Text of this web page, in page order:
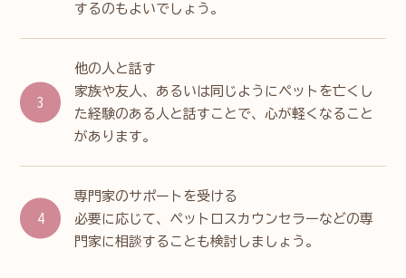
するのもよいでしょう。
他の人と話す
家族や友人、あるいは同じようにペットを亡くし
た経験のある人と話すことで、心が軽くなること
があります。
専門家のサポートを受ける
必要に応じて、ペットロスカウンセラーなどの専
門家に相談することも検討しましょう。